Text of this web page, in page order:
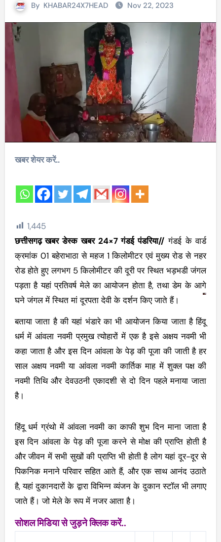
By KHABAR24X7HEAD Nov 22, 2023
खबर शेयर करें..
1,445
छत्तीसगढ़ खबर डेस्क खबर 24×7 गंडई पंडरिया// गंडई के वार्ड
क्रमांक 01 बहेराभाठा से महज 1 किलोमीटर एवं मुख्य रोड से नहर
रोड होते हुए लगभग 5 किलोमीटर की दूरी पर स्थित भड़भडी जंगल
पड़ता है यहां प्रतिवर्ष मेले का आयोजन होता है, तथा डेम के आगे
घने जंगल में स्थित मां दूरपता देवी के दर्शन किए जाते हैं।
बताया जाता है की यहां भंडारे का भी आयोजन किया जाता है हिंदू
धर्म में आंवला नवमी प्रमुख त्योहारों में एक है इसे अक्षय नवमी भी
कहा जाता है और इस दिन आंवला के पेड़ की पूजा की जाती है हर
साल अक्षय नवमी या आंवला नवमी कार्तिक माह में शुक्ल पक्ष की
नवमी तिथि और देवउठनी एकादशी से दो दिन पहले मनाया जाता
है।
हिंदू धर्म ग्रंथो में आंवला नवमी का काफी शुभ दिन माना जाता है
इस दिन आंवला के पेड़ की पूजा करने से मोक्ष की प्राप्ति होती है
और जीवन में सभी सुखों की प्राप्ति भी होती है लोग यहां दूर-दूर से
पिकनिक मनाने परिवार सहित आते हैं, और एक साथ आनंद उठाते
है, यहां दुकानदारों के द्वारा विभिन्न व्यंजन के दुकान स्टॉल भी लगाए
जाते हैं। जो मेले के रूप में नजर आता है।
सोशल मिडिया से जुड़ने क्लिक करें..